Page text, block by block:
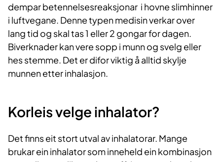
dempar betennelsesreaksjonar i hovne slimhinner
i luftvegane. Denne typen medisin verkar over
lang tid og skal tas 1 eller 2 gongar for dagen.
Biverknader kan vere sopp i munn og svelg eller
hes stemme. Det er difor viktig å alltid skylje
munnen etter inhalasjon.
Korleisvelge inhalator?
Det finns eit stort utval av inhalatorar. Mange
brukar ein inhalator som inneheld ein kombinasjon